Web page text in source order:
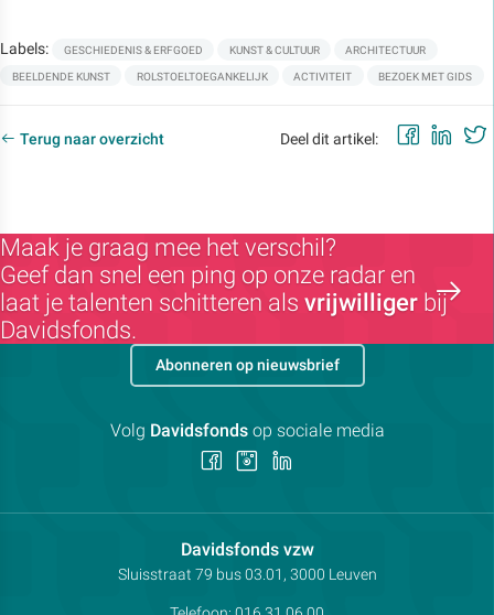
Labels: GESCHIEDENIS & ERFGOED KUNST & CULTUUR ARCHITECTUUR
BEELDENDE KUNST ROLSTOELTOEGANKELIJK ACTIVITEIT BEZOEK MET GIDS
Terug naar overzicht Deel dit artikel:
Maak je graag mee het verschil?
Geef dan snel een ping op onze radar en
laat je talenten schitteren als vrijwilliger bij
Davidsfonds.
Davidsfonds vzwContactpersoon:
Adres:
Sluisstraat 79 bus 03.01, 3000 Leuven
Abonneren op nieuwsbrief
Volg Davidsfondsop sociale media
Volg Volg